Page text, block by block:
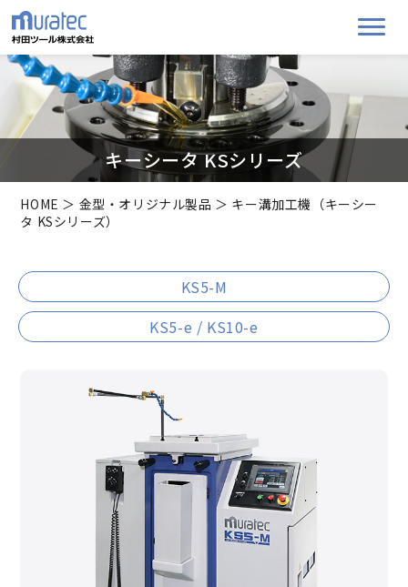
キーシータ KSシリーズ
HOME ＞ 金型・オリジナル製品 ＞ キー溝加工機（キーシー
タ KSシリーズ）
KS5-M
KS5-e / KS10-e